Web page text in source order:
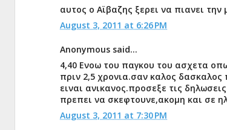
αυτος ο Αϊβαζης ξερει να πιανει την
August 3, 2011 at 6:26 PM
Anonymous said...
4,40 Eνοω του παγκου του ασχετα
πριν 2,5 χρονια.σαν καλος
ειναι ανικανος.προσεξε τις
πρεπει να σκεφτουνε,ακομη και σε
August 3, 2011 at 7:30 PM